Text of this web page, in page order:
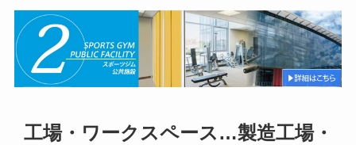
工場・ワークスペース…製造工場・